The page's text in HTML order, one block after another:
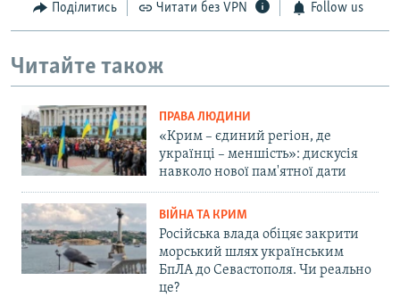
Поділитись Читати без VPN Follow us
Читайте також
ПРАВА ЛЮДИНИ
«Крим – єдиний регіон, де
українці – меншість»: дискусія
навколо нової пам'ятної дати
ВІЙНА ТА КРИМ
Російська влада обіцяє закрити
морський шлях українським
БпЛА до Севастополя. Чи реально
це?